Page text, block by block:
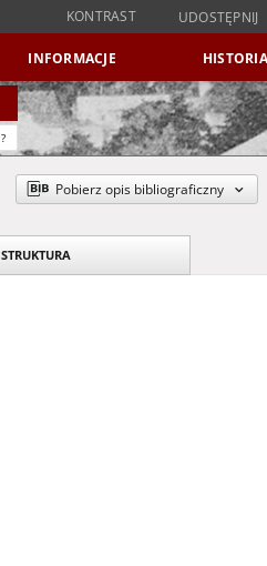
KONTRAST UDOSTĘPNIJ
INFORMACJE
?
Pobierz opis bibliograficzny
STRUKTURA